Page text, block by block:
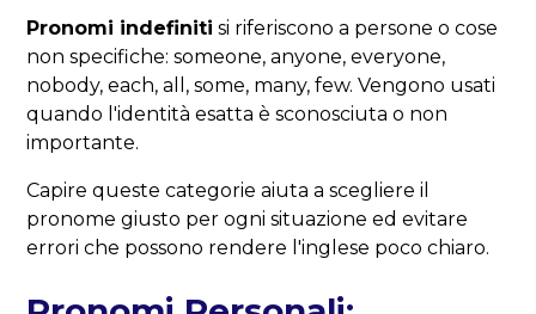
Pronomi indefiniti si riferiscono a persone o cose
non specifiche: someone, anyone, everyone,
nobody, each, all, some, many, few. Vengono usati
quando l'identità esatta è sconosciuta o non
importante.
Capire queste categorie aiuta a scegliere il
pronome giusto per ogni situazione ed evitare
errori che possono rendere l'inglese poco chiaro.